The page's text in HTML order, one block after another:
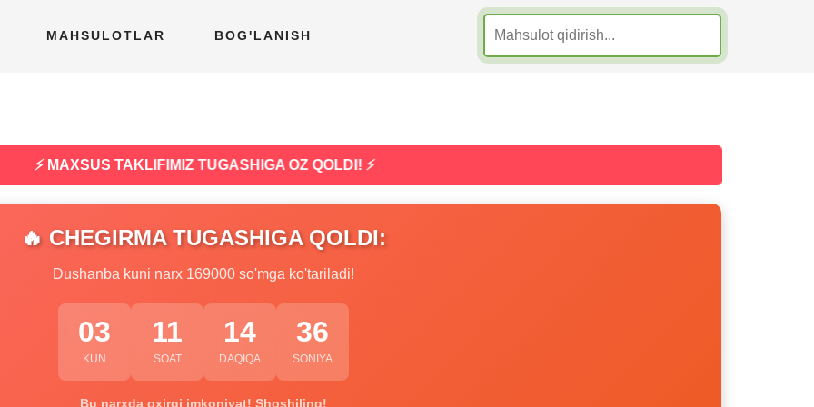
MAHSULOTLAR BOG'LANISH
⚡ MAXSUS TAKLIFIMIZ TUGASHIGA OZ QOLDI! ⚡
🔥 CHEGIRMA TUGASHIGA QOLDI:
Dushanba kuni narx 169000 so'mga ko'tariladi!
03
KUN
11
SOAT
14
DAQIQA
35
SONIYA
Bu narxda oxirgi imkoniyat! Shoshiling!